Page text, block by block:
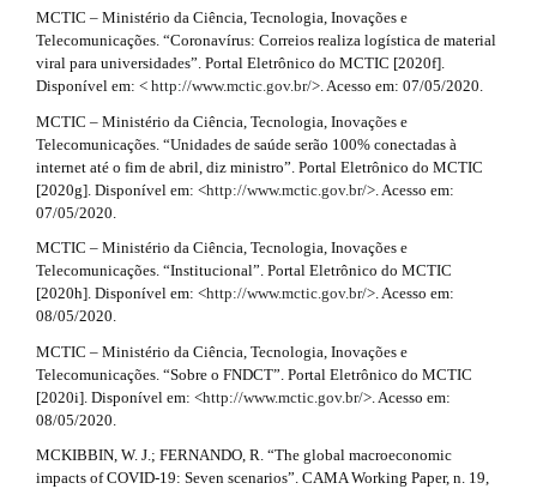
MCTIC – Ministério da Ciência, Tecnologia, Inovações e
Telecomunicações. “Coronavírus: Correios realiza logística de material
viral para universidades”. Portal Eletrônico do MCTIC [2020f].
Disponível em: < http://www.mctic.gov.br/>. Acesso em: 07/05/2020.
MCTIC – Ministério da Ciência, Tecnologia, Inovações e
Telecomunicações. “Unidades de saúde serão 100% conectadas à
internet até o fim de abril, diz ministro”. Portal Eletrônico do MCTIC
[2020g]. Disponível em: <http://www.mctic.gov.br/>. Acesso em:
07/05/2020.
MCTIC – Ministério da Ciência, Tecnologia, Inovações e
Telecomunicações. “Institucional”. Portal Eletrônico do MCTIC
[2020h]. Disponível em: <http://www.mctic.gov.br/>. Acesso em:
08/05/2020.
MCTIC – Ministério da Ciência, Tecnologia, Inovações e
Telecomunicações. “Sobre o FNDCT”. Portal Eletrônico do MCTIC
[2020i]. Disponível em: <http://www.mctic.gov.br/>. Acesso em:
08/05/2020.
MCKIBBIN, W. J.; FERNANDO, R. “The global macroeconomic
impacts of COVID-19: Seven scenarios”. CAMA Working Paper, n. 19,